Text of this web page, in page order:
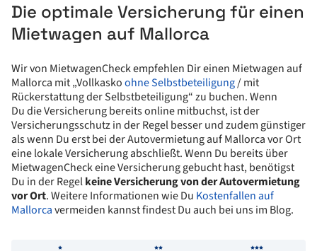
Die optimale Versicherung für einen
Mietwagen auf Mallorca
Wir von MietwagenCheck empfehlen Dir einen Mietwagen auf
Mallorca mit „Vollkaskoohne Selbstbeteiligung/ mit
Rückerstattung der Selbstbeteiligung“ zu buchen. Wenn
Du die Versicherung bereits online mitbuchst, ist der
Versicherungsschutz in der Regel besser und zudem günstiger
als wenn Du erst bei der Autovermietung auf Mallorca vor Ort
eine lokale Versicherung abschließt. Wenn Du bereits über
MietwagenCheck eine Versicherung gebucht hast, benötigst
Du in der Regelkeine Versicherung von der Autovermietung
vor Ort. Weitere Informationen wie Du Kostenfallen auf
Mallorcavermeiden kannst findest Du auch bei uns im Blog.